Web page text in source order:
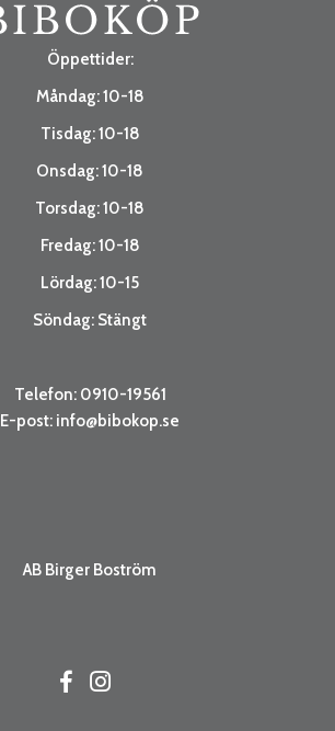
Öppettider:
Måndag: 10-18
Tisdag: 10-18
Onsdag: 10-18
Torsdag: 10-18
Fredag: 10-18
Lördag: 10-15
Söndag: Stängt
Telefon: 0910-19561
E-post: info@bibokop.se
AB Birger Boström